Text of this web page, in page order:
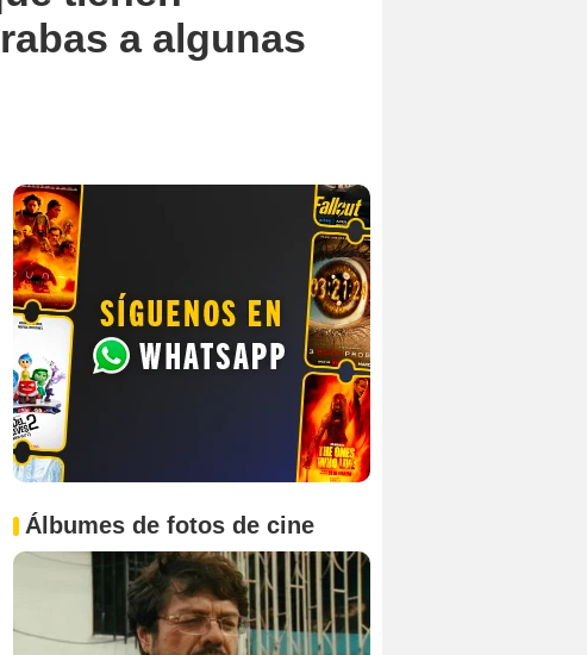
a algunas
Álbumes de fotos de cine